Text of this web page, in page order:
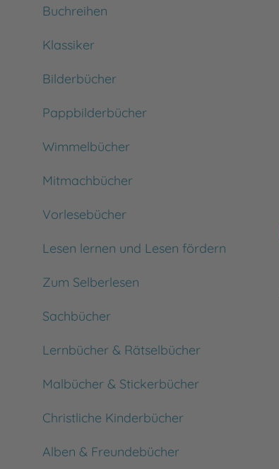
Buchreihen
Klassiker
Bilderbücher
Pappbilderbücher
Wimmelbücher
Mitmachbücher
Vorlesebücher
Lesen lernen und Lesen fördern
Zum Selberlesen
Sachbücher
Lernbücher & Rätselbücher
Malbücher & Stickerbücher
Christliche Kinderbücher
Alben & Freundebücher